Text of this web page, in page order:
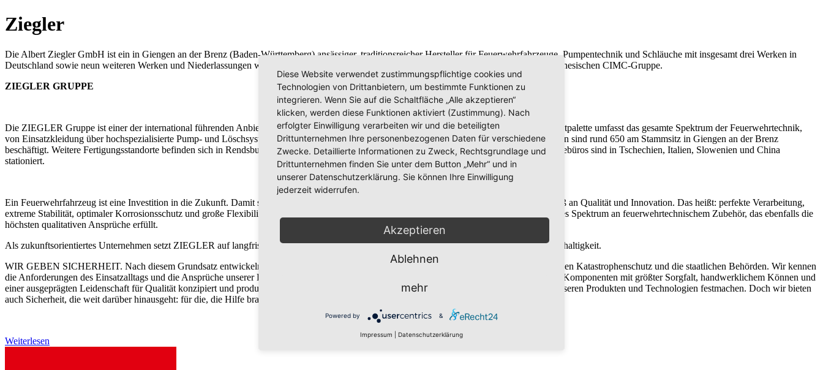
Ziegler
Die Albert Ziegler GmbH ist ein in Giengen an der Brenz (Baden-Württemberg) ansässiger, traditionsreicher Hersteller für Feuerwehrfahrzeuge, Pumpentechnik und Schläuche mit insgesamt drei Werken in
Deutschland sowie neun weiteren Werken und Niederlassungen weltweit. Seit 2013 gehört Ziegler mit allen seinen Tochtergesellschaften zur chinesischen CIMC-Gruppe.
ZIEGLER GRUPPE
Die ZIEGLER Gruppe ist einer der international führenden Anbieter von Feuerwehrfahrzeugen und feuerwehrtechnischem Zubehör. Die Produktpalette umfasst das gesamte Spektrum der Feuerwehrtechnik,
von Einsatzkleidung über hochspezialisierte Pump- und Löschsysteme bis hin zu Löschfahrzeugen aller Art. Von weltweit über 1.200 Mitarbeitern sind rund 650 am Stammsitz in Giengen an der Brenz
beschäftigt. Weitere Fertigungsstandorte befinden sich in Rendsburg, Mühlau, den Niederlanden, Kroatien und Indonesien. Vertriebs- und Servicebüros sind in Tschechien, Italien, Slowenien und China
stationiert.
Ein Feuerwehrfahrzeug ist eine Investition in die Zukunft. Damit sich diese Investition für unsere Kunden rechnet, garantieren wir ein Höchstmaß an Qualität und Innovation. Das heißt: perfekte Verarbeitung,
extreme Stabilität, optimaler Korrosionsschutz und große Flexibilität für individuelle Kundenwünsche. Ergänzt wird dies durch unser umfassendes Spektrum an feuerwehrtechnischem Zubehör, das ebenfalls die
höchsten qualitativen Ansprüche erfüllt.
Als zukunftsorientiertes Unternehmen setzt ZIEGLER auf langfristiges Wirtschaften, basierend auf Leistungsfähigkeit, Zuverlässigkeit und Nachhaltigkeit.
WIR GEBEN SICHERHEIT. Nach diesem Grundsatz entwickeln und fertigen wir schon seit vielen Jahrzehnten Fahrzeuge für die Feuerwehr, den Katastrophenschutz und die staatlichen Behörden. Wir kennen
die Anforderungen des Einsatzalltags und die Ansprüche unserer Kunden. Dieses Bewusstsein ist Garant dafür, dass ZIEGLER-Fahrzeuge und -Komponenten mit größter Sorgfalt, handwerklichem Können und
einer ausgeprägten Leidenschaft für Qualität konzipiert und produziert werden. Die Sicherheit, die wir versprechen, lässt sich ganz konkret an unseren Produkten und Technologien festmachen. Doch wir bieten
auch Sicherheit, die weit darüber hinausgeht: für die, die Hilfe brauchen, die Hilfe leisten und die Hilfeleistung organisieren.
Weiterlesen
Diese Website verwendet zustimmungspflichtige cookies und
Technologien von Drittanbietern, um bestimmte Funktionen zu
integrieren. Wenn Sie auf die Schaltfläche „Alle akzeptieren“
klicken, werden diese Funktionen aktiviert (Zustimmung). Nach
erfolgter Einwilligung verarbeiten wir und die beteiligten
Drittunternehmen Ihre personenbezogenen Daten für verschiedene
Zwecke. Detaillierte Informationen zu Zweck, Rechtsgrundlage und
Drittunternehmen finden Sie unter dem Button „Mehr“ und in
unserer Datenschutzerklärung. Sie können Ihre Einwilligung
jederzeit widerrufen.
Akzeptieren
Ablehnen
mehr
Powered by &
Impressum Datenschutzerklärung